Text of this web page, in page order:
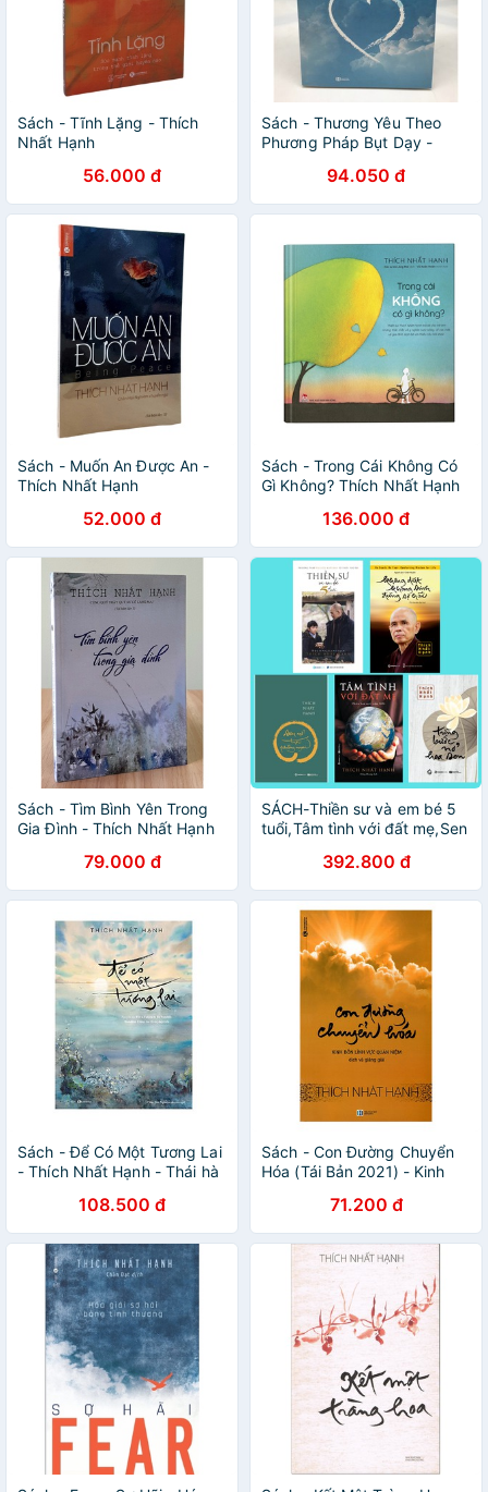
Sách - Tĩnh Lặng - Thích
Nhất Hạnh
56.000 đ
Sách - Thương Yêu Theo
Phương Pháp Bụt Dạy -
94.050 đ
Sách - Muốn An Được An -
Thích Nhất Hạnh
52.000 đ
Sách - Trong Cái Không Có
Gì Không? Thích Nhất Hạnh
136.000 đ
Sách - Tìm Bình Yên Trong
Gia Đình - Thích Nhất Hạnh
79.000 đ
SÁCH-Thiền sư và em bé 5
tuổi,Tâm tình với đất mẹ,Sen
Bước Nở Hoa
Sen,KhôngDiệtKhôngSinh
(Bộ)
392.800 đ
Sách - Để Có Một Tương Lai
- Thích Nhất Hạnh - Thái hà
108.500 đ
Sách - Con Đường Chuyển
Hóa (Tái Bản 2021) - Kinh
Dịch Và Giảng Giải
71.200 đ